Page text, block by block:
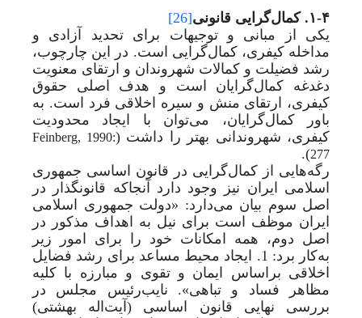
۱-۴. کمال‌گرایی قانونی
[26]
یکی از مبانی و توجیهات برای تحدید آزادی و
مداخله کیفری، کمال‌گرایی است. در این چارچوب،
رشد فضیلت و کمالات شهروندان و ارتقای معنویت
دغدغه کمال‌گرایان است و هدف اصلی حقوق
کیفری، ارتقای منش و سیره اخلاقی فرد است. به
باور کمال‌گرایان، می‌توان با ایجاد محدودیت
کیفری، شهروندانی بهتر را داشت (Feinberg, 1990:
277
).
رگه‌هایی از کمال‌گرایی در قانون اساسی جمهوری
اسلامی ایران نیز وجود دارد آنجا‌که قانونگذار در
اصل سوم بیان می‌دارد: «دولت جمهوری اسلامی
ایران موظف است برای نیل به اهداف مذکور در
اصل دوم، همه امکانات خود را برای امور زیر
به‌کار برد: 1. ایجاد محیط مساعد برای رشد فضایل
اخلاقی بر‌اساس ایمان و تقوی و مبارزه با کلیه
مظاهر فساد و تباهی». نایب‌رئیس مجلس در
بررسی نهایی قانون اساسی (آیت‌اله بهشتی)